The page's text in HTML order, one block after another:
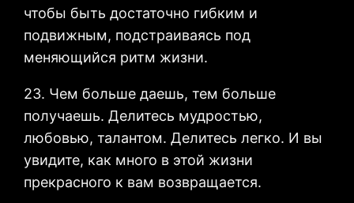
чтобы быть достаточно гибким и
подвижным, подстраиваясь под
меняющийся ритм жизни.
23. Чем больше даешь, тем больше
получаешь. Делитесь мудростью,
любовью, талантом. Делитесь легко. И вы
увидите, как много в этой жизни
прекрасного к вам возвращается.